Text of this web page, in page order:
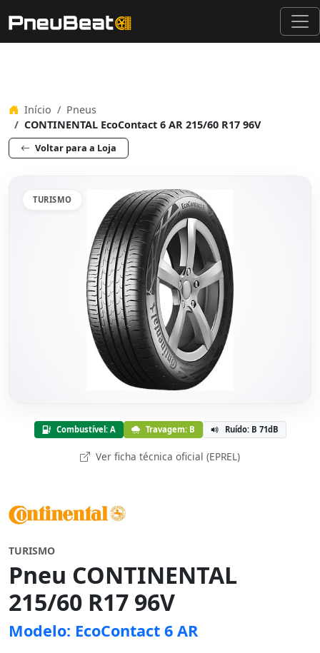
Início
Pneus
CONTINENTAL EcoContact 6 AR 215/60 R17 96V
Voltar para a Loja
TURISMO
Combustível: A Travagem: B Ruído: B 71dB
Ver ficha técnica oficial (EPREL)
TURISMO
Pneu CONTINENTAL
215/60 R17 96V
Modelo: EcoContact 6 AR